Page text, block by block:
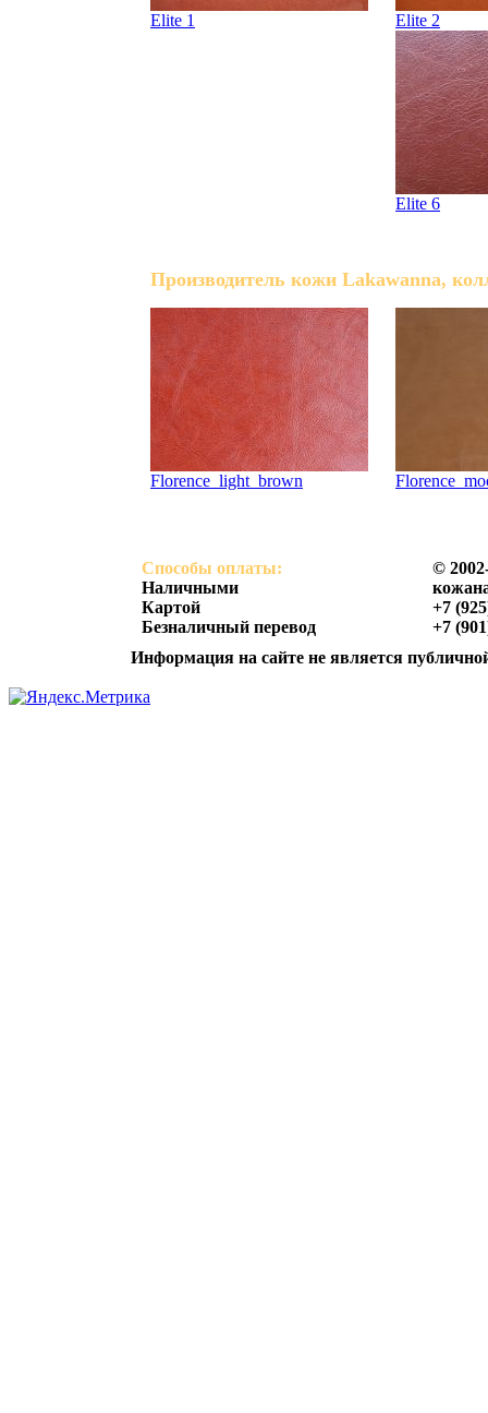
Elite 1 Elite 2
Elite 6
Производитель кожи Lakawanna,
Florence_light_brown
Способы оплаты:
Наличными
Картой
Безналичный перевод
©
+7
+7
Информация на сайте не является